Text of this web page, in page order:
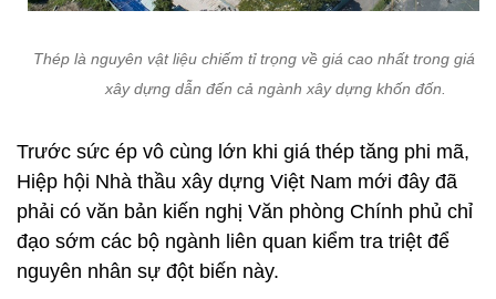
Thép là nguyên vật liệu chiếm tỉ trọng về giá cao nhất trong giá
xây dựng dẫn đến cả ngành xây dựng khốn đốn.
Trước sức ép vô cùng lớn khi giá thép tăng phi mã,
Hiệp hội Nhà thầu xây dựng Việt Nam mới đây đã
phải có văn bản kiến nghị Văn phòng Chính phủ chỉ
đạo sớm các bộ ngành liên quan kiểm tra triệt để
nguyên nhân sự đột biến này.